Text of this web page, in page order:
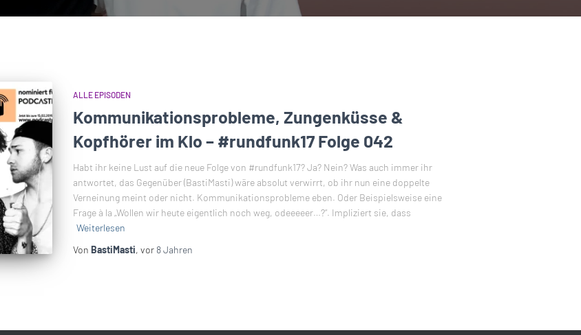
ALLE EPISODEN
Kommunikationsprobleme, Zungenküsse &
Kopfhörer im Klo – #rundfunk17 Folge 042
Habt ihr keine Lust auf die neue Folge von #rundfunk17? Ja? Nein? Was auch immer ihr
antwortet, das Gegenüber (BastiMasti) wäre absolut verwirrt, ob ihr nun eine doppelte
Verneinung meint oder nicht. Kommunikationsprobleme eben. Oder Beispielsweise eine
Frage à la „Wollen wir heute eigentlich noch weg, odeeeeer…?“. Impliziert sie, dass
Weiterlesen
Von BastiMasti, vor 8 Jahren